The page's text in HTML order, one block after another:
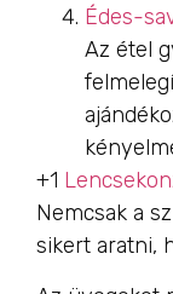
Édes-
Az étel
+1
Nemcsak a
sikert aratni,